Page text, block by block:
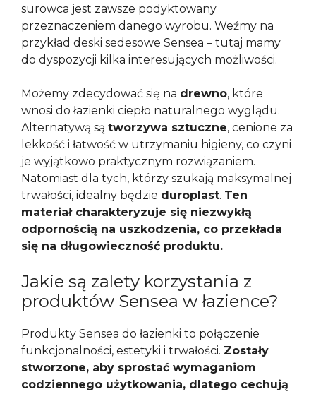
surowca jest zawsze podyktowany
przeznaczeniem danego wyrobu. Weźmy na
przykład deski sedesowe Sensea – tutaj mamy
do dyspozycji kilka interesujących możliwości.
Możemy zdecydować się na drewno, które
wnosi do łazienki ciepło naturalnego wyglądu.
Alternatywą są tworzywa sztuczne, cenione za
lekkość i łatwość w utrzymaniu higieny, co czyni
je wyjątkowo praktycznym rozwiązaniem.
Natomiast dla tych, którzy szukają maksymalnej
trwałości, idealny będzie duroplast. Ten
materiał charakteryzuje się niezwykłą
odpornością na uszkodzenia, co przekłada
się na długowieczność produktu.
Jakie są zalety korzystania z
produktów Sensea w łazience?
Produkty Sensea do łazienki to połączenie
funkcjonalności, estetyki i trwałości. Zostały
stworzone, aby sprostać wymaganiom
codziennego użytkowania, dlatego cechują